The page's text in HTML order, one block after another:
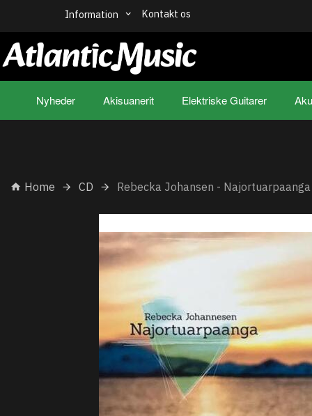
Information Kontakt os
Nyheder Akisuanerit Elektriske Guitarer
Home CD Rebecka Johansen - Najortuarpaanga